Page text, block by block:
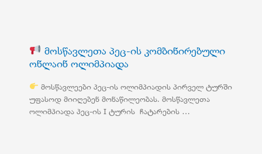
მოსწავლეთა პეც-ის კომბინირებული
ონლაინ ოლიმპიადა
მოსწავლეები პეც-ის ოლიმპიადის პირველ ტურში
უფასოდ მიიღებენ მონაწილეობას. მოსწავლეთა
ოლიმპიადა პეც-ის I ტურის ჩატარების …